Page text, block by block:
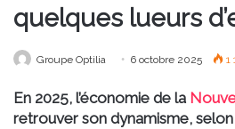
quelques lueurs
Groupe Optilia 6 octobre 2025 1
En 2025, l’économie de la
retrouver son dynamisme,